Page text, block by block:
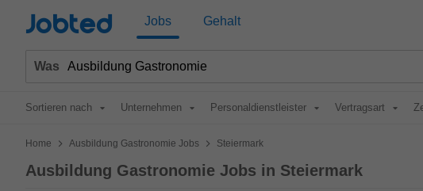
Jobted Jobs Gehalt
Was
Sortieren nach Unternehmen Personaldienstleister Vertragsart
Home > Ausbildung Gastronomie Jobs > Steiermark
Ausbildung Gastronomie Jobs in Steiermark